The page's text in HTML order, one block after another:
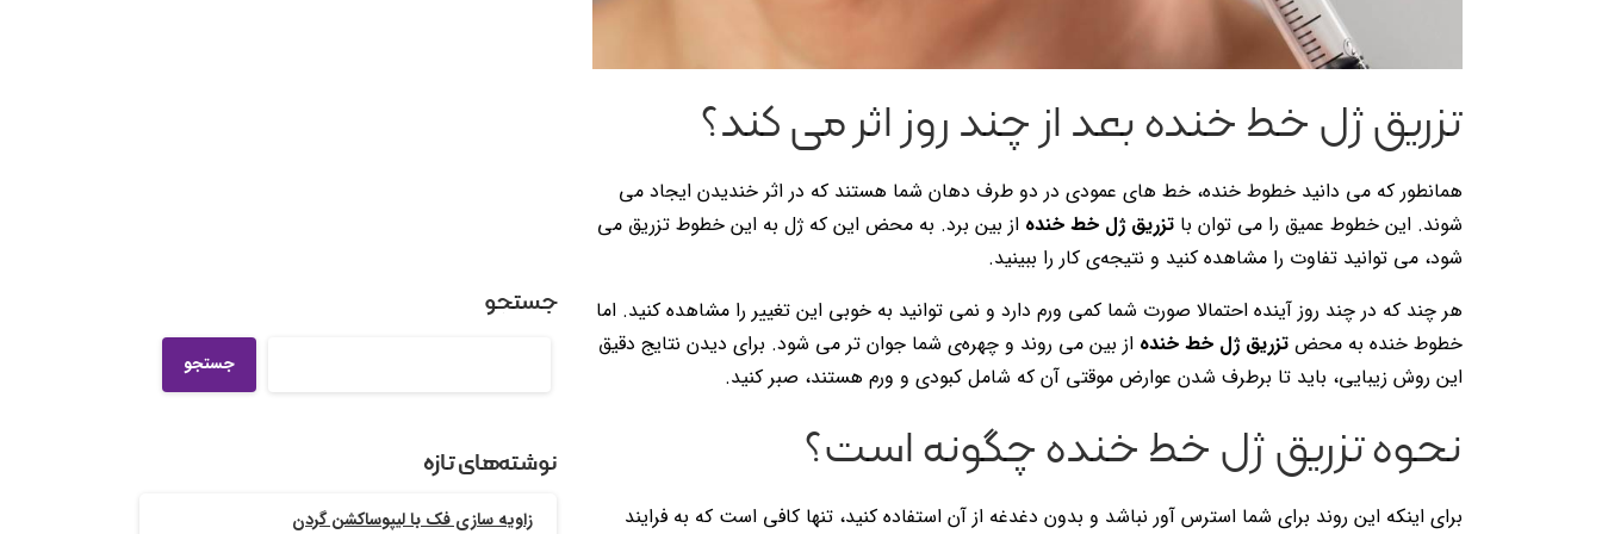
تزریق ژل خط خنده بعد از چند روز اثر می کند؟
همانطور که می دانید خطوط خنده، خط های عمودی در دو طرف دهان شما هستند که در اثر خندیدن ایجاد می
شوند. این خطوط عمیق را می توان با تزریق ژل خط خنده از بین برد. به محض این که ژل به این خطوط تزریق می
شود، می توانید تفاوت را مشاهده کنید و نتیجه‌ی کار را ببینید.
هر چند که در چند روز آینده احتمالا صورت شما کمی ورم دارد و نمی توانید به خوبی این تغییر را مشاهده کنید. اما
خطوط خنده به محض تزریق ژل خط خنده از بین می روند و چهره‌ی شما جوان تر می شود. برای دیدن نتایج دقیق
این روش زیبایی، باید تا برطرف شدن عوارض موقتی آن که شامل کبودی و ورم هستند، صبر کنید.
نحوه تزریق ژل خط خنده چگونه است؟
برای اینکه این روند برای شما استرس آور نباشد و بدون دغدغه از آن استفاده کنید، تنها کافی است که به فرایند
جستجو
جستجو
نوشته‌های تازه
زاویه سازی فک با لیپوساکشن گردن